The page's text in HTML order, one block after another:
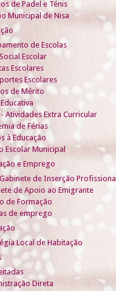
de Padel e Ténis
Municipal de Nisa
de Escolas
Escolar
Escolares
Escolares
de Mérito
- Atividades Extra Curricular
de Férias
à Educação
Escolar Municipal
e Emprego
de Inserção Profissional
de Apoio ao Emigrante
de Formação
de emprego
Local de Habitação
Direta